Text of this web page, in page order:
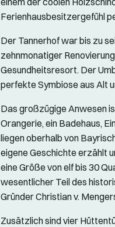
Ferienhausbesitzergefühl
Der Tannerhof war bis zu
zehnmonatiger
Gesundheitsresort. Der
perfekte Symbiose aus Alt
Das großzügige Anwesen
Orangerie, ein Badehaus,
liegen oberhalb von
eigene Geschichte erzählt
eine Größe von elf bis 30
wesentlicher Teil des
Gründer Christian v.
Zusätzlich sind vier